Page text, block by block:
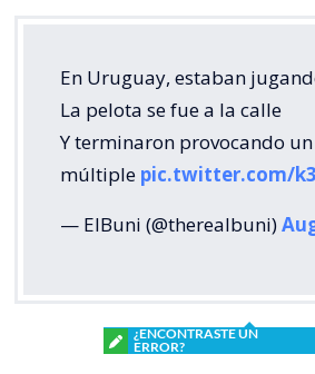
En Uruguay, estaban
La pelota se fue a la calle
Y terminaron provocando
múltiple pic.twitter.com/
— ElBuni (@therealbuni)
¿ENCONTRASTE UN
ERROR?